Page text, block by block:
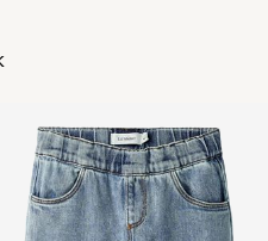
Line dry
Free from€ 69,90